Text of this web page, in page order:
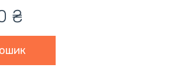
₴